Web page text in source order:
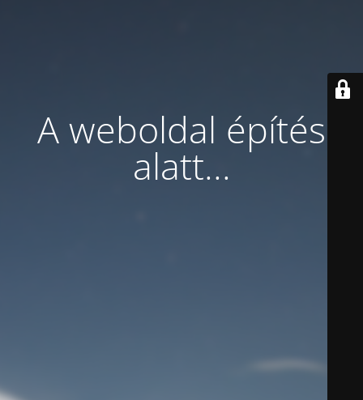
A weboldal építés
alatt...